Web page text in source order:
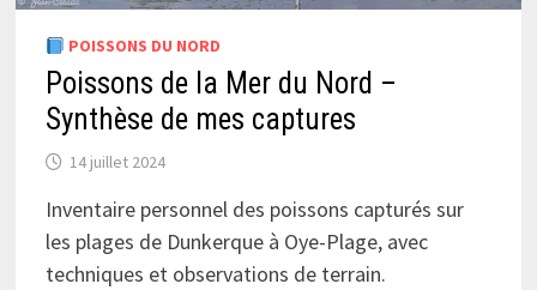
POISSONS DU NORD
Poissons de la Mer du Nord –
Synthèse de mes captures
14 juillet 2024
Inventaire personnel des poissons capturés sur
les plages de Dunkerque à Oye-Plage, avec
techniques et observations de terrain.